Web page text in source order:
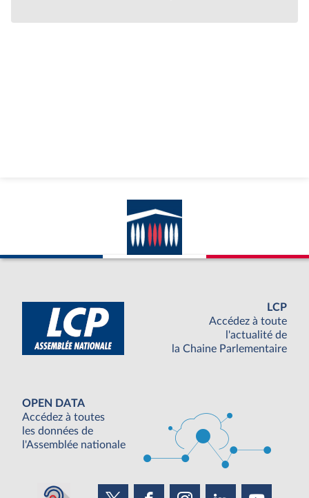
LCP
Accédez à toute
l'actualité de
la Chaine Parlementaire
OPEN DATA
Accédez à toutes
les données de
l'Assemblée nationale